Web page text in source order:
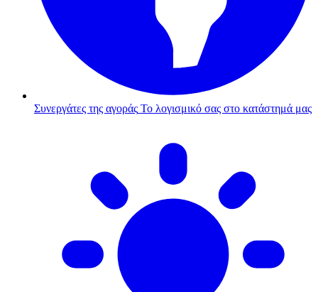
Συνεργάτες της αγοράς Το λογισμικό σας στο κατάστημά μας